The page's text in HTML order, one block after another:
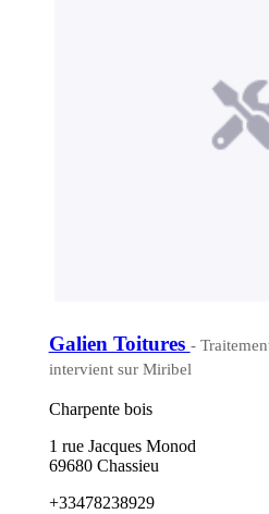
Galien Toitures -
intervient sur Miribel
Charpente bois
1 rue Jacques Monod
69680 Chassieu
+33478238929